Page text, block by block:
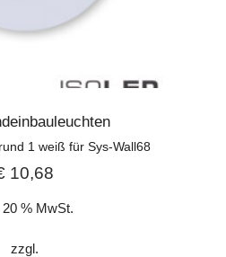
1 weiß für Sys-Wall68
10,68
20 % MwSt.
zzgl.